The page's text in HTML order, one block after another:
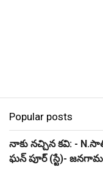
Popular posts
నాకు నచ్చిన కవి: -
ఘన్ పూర్ (స్టే)- జనగామ